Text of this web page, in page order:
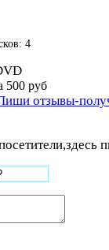
4
500 руб
отзывы-